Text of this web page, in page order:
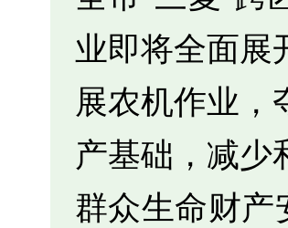
业即将全面展
展农机作业，
产基础，减少
群众生命财产